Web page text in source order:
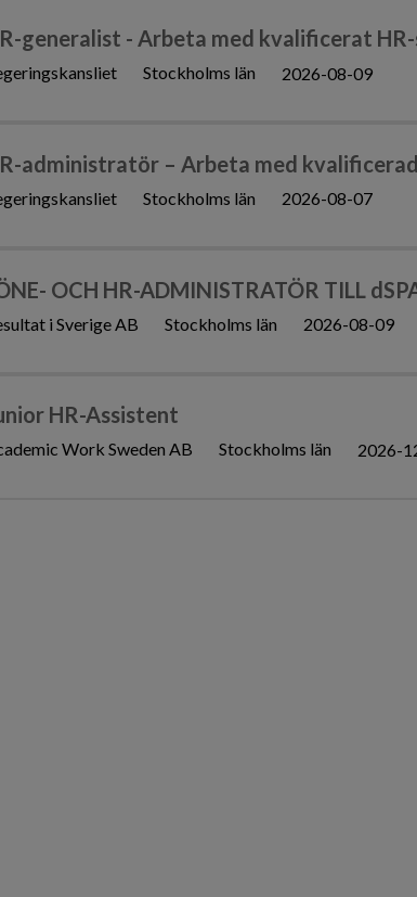
generalist - Arbeta med kvalificerat
Stockholms län 2026-08-09
administratör – Arbeta med
Stockholms län 2026-08-07
OCH HR-ADMINISTRATÖR TILL
i Sverige AB Stockholms län 2026-08-09
HR-Assistent
Work Sweden AB Stockholms län 2026-